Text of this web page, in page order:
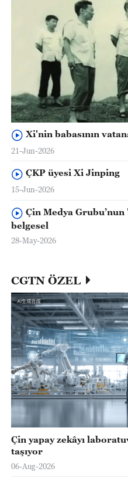
Xi'nin babasının
21-Jun-2026
ÇKP üyesi Xi Jinping
15-Jun-2026
Çin Medya
belgesel
28-May-2026
CGTN ÖZEL
Çin yapay zekâyı
taşıyor
06-Aug-2026